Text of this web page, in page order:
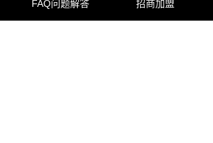
FAQ问题解答 招商加盟